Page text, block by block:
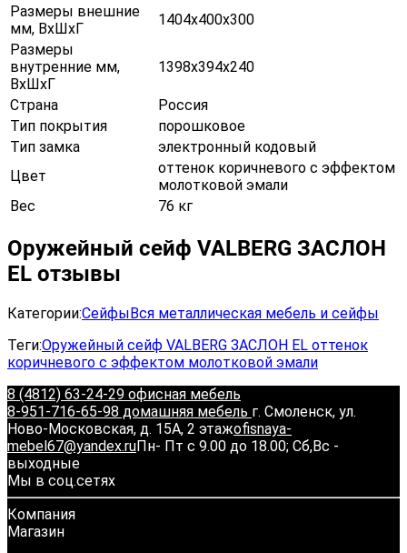
Размеры внешние
мм, ВхШхГ
1404х400х300
Размеры
внутренние мм,
ВхШхГ
1398х394х240
Страна
Россия
Тип покрытия
порошковое
Тип замка
электронный кодовый
Цвет
оттенок коричневого с эффектом
молотковой эмали
Вес
76 кг
Оружейный сейф VALBERG ЗАСЛОН
EL отзывы
Категории:СейфыВся металлическая мебель и сейфы
Теги:Оружейный сейф VALBERG ЗАСЛОН EL оттенок
коричневого с эффектом молотковой эмали
8 (4812) 63-24-29 офисная мебель
8-951-716-65-98 домашняя мебель г. Смоленск, ул.
Ново-Московская, д. 15А, 2 этажofisnaya-
mebel67@yandex.ruПн- Пт с 9.00 до 18.00; Сб,Вс -
выходные
Мы в соц.сетях
Компания
Магазин